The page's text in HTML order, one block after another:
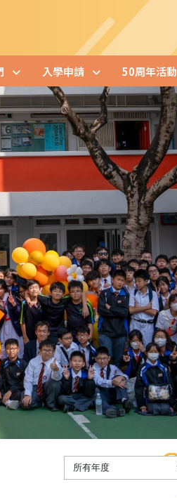
入學申請 50周年活動